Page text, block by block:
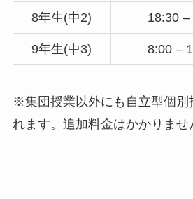
8年生(中2) 18:30 –
9年生(中3) 8:00 –
※集団授業以外にも自立型個別
れます。追加料金はかかりませ